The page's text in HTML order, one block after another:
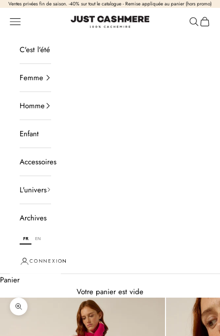
Passer au contenu
Ventes privées fin de saison. -40% sur tout le catalogue - Remise appliquée au panier (hors promo)
Just Cashmere
Ouvrir la navigation Ouvrir la
Voir
C'est l'été
Femme
Homme
Enfant
Accessoires
L'univers
Archives
FR EN
CONNEXION
Panier
Votre panier est vide
Zoomer sur l'image